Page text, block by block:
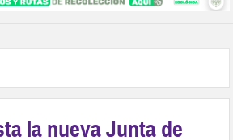
la nueva Junta de